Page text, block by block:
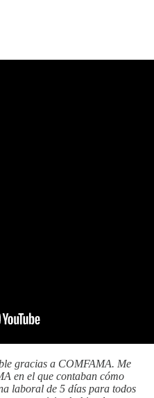
gracias a COMFAMA. Me
en el que contaban cómo
laboral de 5 días para todos